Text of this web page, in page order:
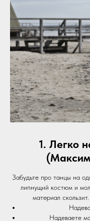
1. Легко
Забудьте про танцы на
липнущий костюм и
материал
Надеваете